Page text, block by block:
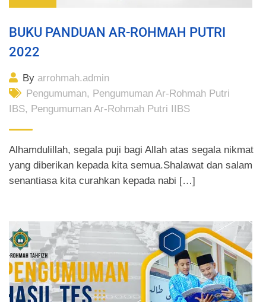
BUKU PANDUAN AR-ROHMAH PUTRI
2022
By arrohmah.admin
Pengumuman, Pengumuman Ar-Rohmah Putri
IBS, Pengumuman Ar-Rohmah Putri IIBS
Alhamdulillah, segala puji bagi Allah atas segala nikmat
yang diberikan kepada kita semua.Shalawat dan salam
senantiasa kita curahkan kepada nabi […]